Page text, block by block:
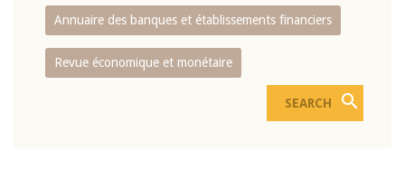
Annuaire des banques et établissements financiers
Revue économique et monétaire